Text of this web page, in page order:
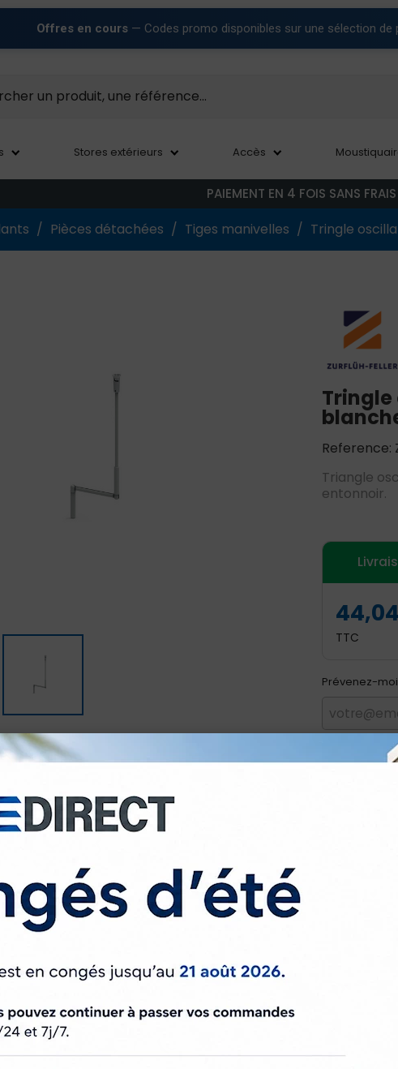
Offres en cours — Codes promo disponibles sur une sélection de
Stores extérieurs Accès
PAIEMENT EN 4 FOIS SANS FRAIS
Pièces détachées Tiges manivelles Tringle
Reference:
Triangle
entonnoir.
TTC
Prévenez-
Paiement
Avis
livré assemblé comprenant :
blanche L = 1200 Réf. E107.
Profil blanche Réf. F301A